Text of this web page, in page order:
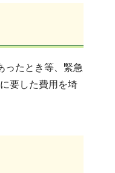
ったとき等、緊急
要した費用を埼